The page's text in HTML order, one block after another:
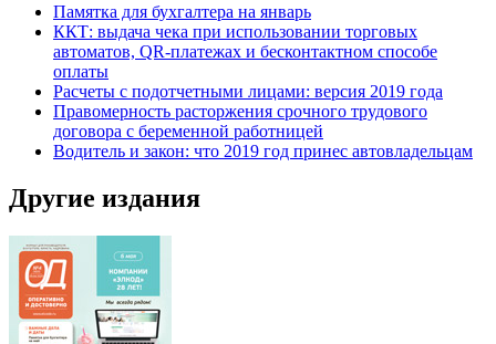
Памятка для бухгалтера на январь
ККТ: выдача чека при использовании торговых
автоматов, QR-платежах и бесконтактном способе
оплаты
Расчеты с подотчетными лицами: версия 2019 года
Правомерность расторжения срочного трудового
договора с беременной работницей
Водитель и закон: что 2019 год принес автовладельцам
Другие издания